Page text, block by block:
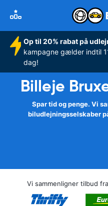
Op til 20% rabat på
kampagne gælder indtil
dag!
Billeje
Spar tid og penge. Vi
biludlejningsselskaber
Vi sammenligner tilbud